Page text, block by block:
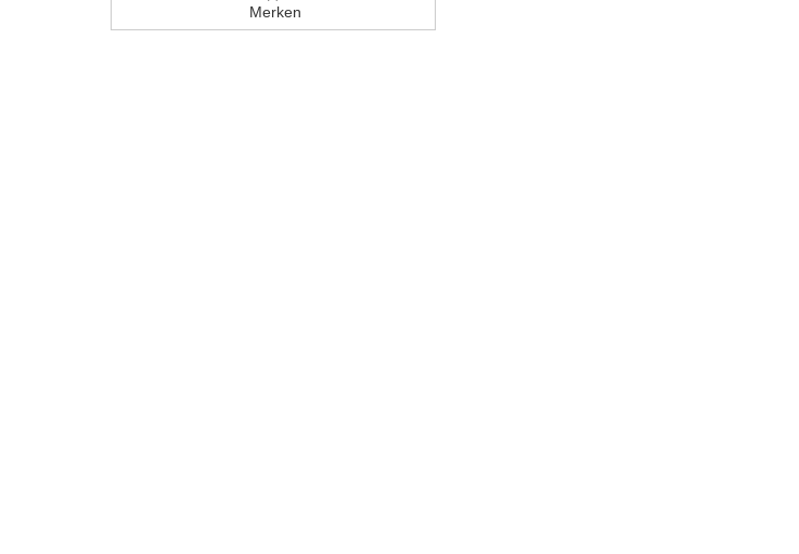
Merken